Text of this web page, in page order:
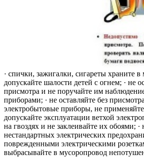
· спички, зажигалки, сигареты храните
допускайте шалости детей с огнем; · не
присмотра и не поручайте им
приборами; · не оставляйте без
электробытовые приборы, не
допускайте эксплуатации ветхой
на гвоздях и не заклеивайте их обоями;
нестандартных электрических
поврежденными электрическими
выбрасывайте в мусоропровод